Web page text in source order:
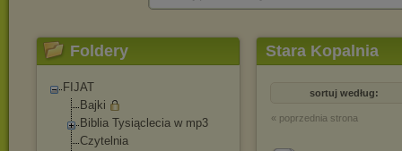
Foldery
FIJAT
Bajki
Biblia Tysiąclecia w mp3
Czytelnia
Stara Kopalnia
sortuj według:
« poprzednia strona